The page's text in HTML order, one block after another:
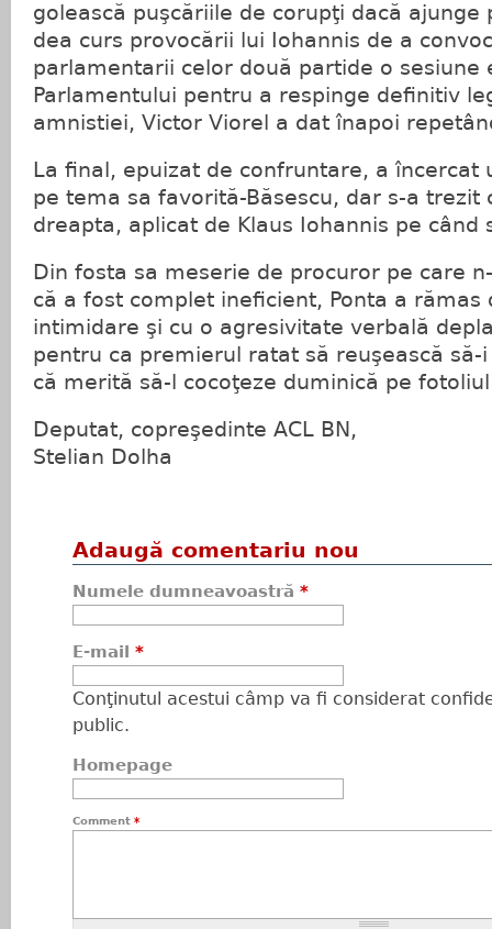
golească puşcăriile de corupţi dacă ajunge
dea curs provocării lui Iohannis de a
parlamentarii celor două partide o sesiune
Parlamentului pentru a respinge definitiv
amnistiei, Victor Viorel a dat înapoi
La final, epuizat de confruntare, a încercat
pe tema sa favorită-Băsescu, dar s-a trezit
dreapta, aplicat de Klaus Iohannis pe când
Din fosta sa meserie de procuror pe care
că a fost complet ineficient, Ponta a rămas
intimidare şi cu o agresivitate verbală
pentru ca premierul ratat să reuşească să-
că merită să-l cocoţeze duminică pe
Deputat, copreşedinte ACL BN,
Stelian Dolha
Adaugă comentariu nou
Numele dumneavoastră *
E-mail *
Conţinutul acestui câmp va fi considerat
public.
Homepage
Comment *